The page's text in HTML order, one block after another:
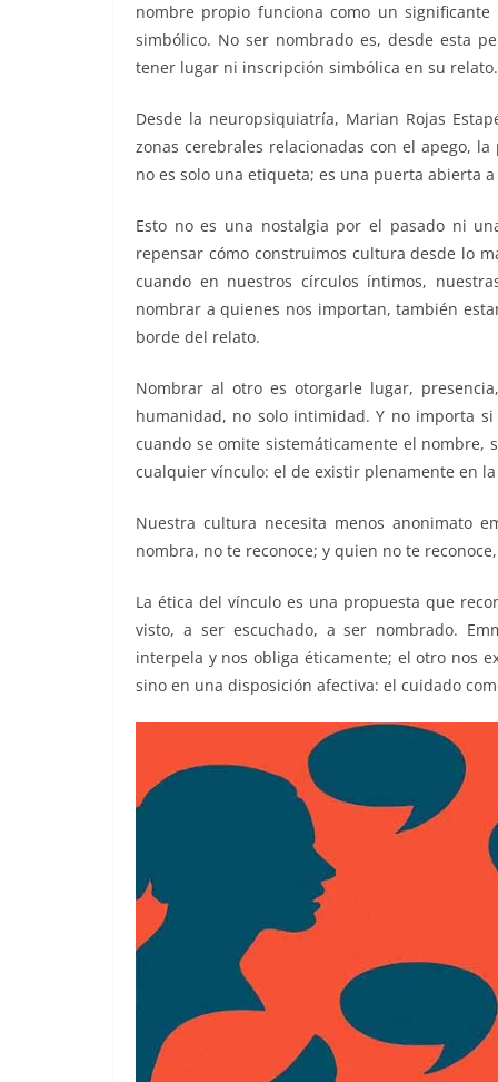
nombre propio funciona como un
simbólico. No ser nombrado es, desde esta
tener lugar ni inscripción simbólica en su relato.
Desde la neuropsiquiatría, Marian Rojas
zonas cerebrales relacionadas con el apego,
no es solo una etiqueta; es una puerta abierta
Esto no es una nostalgia por el pasado ni
repensar cómo construimos cultura desde lo
cuando en nuestros círculos íntimos,
nombrar a quienes nos importan, también
borde del relato.
Nombrar al otro es otorgarle lugar,
humanidad, no solo intimidad. Y no importa
cuando se omite sistemáticamente el nombre,
cualquier vínculo: el de existir plenamente en
Nuestra cultura necesita menos anonimato
nombra, no te reconoce; y quien no te
La ética del vínculo es una propuesta que
visto, a ser escuchado, a ser nombrado.
interpela y nos obliga éticamente; el otro nos
sino en una disposición afectiva: el cuidado